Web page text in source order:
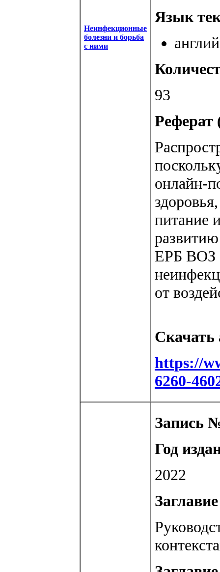
Неинфекционные
болезни и борьба
с ними
Язык
93
Реферат
онлайн-
питание
ЕРБ ВОЗ
от
Скачать
https://
6260-
Запись
Год
2022